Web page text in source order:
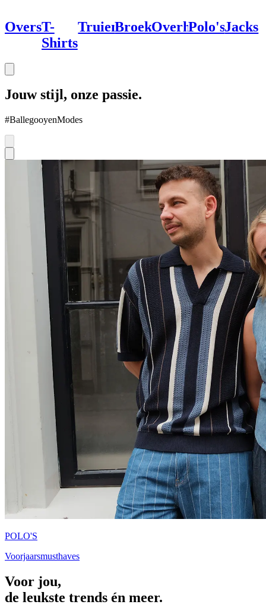
Overshirts
T-
Shirts
TruienBroekenOverhemden
Polo'sJacks
Jouw stijl, onze passie.
#BallegooyenModes
POLO'S
Voorjaarsmusthaves
Voor jou,
de leukste trends én meer.